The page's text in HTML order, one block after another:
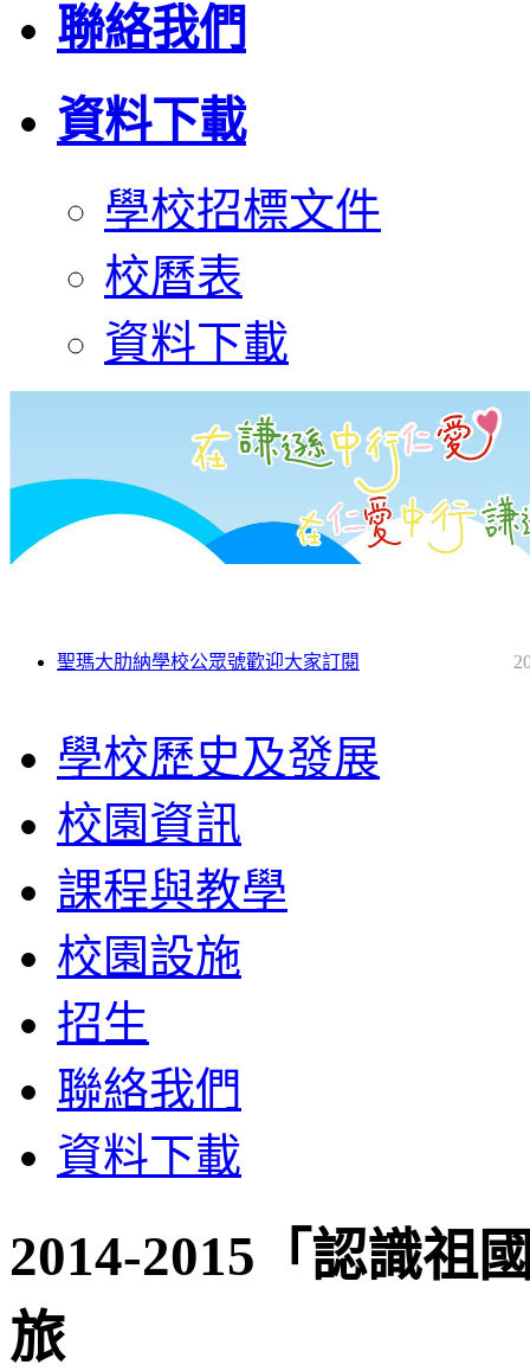
聯絡我們
資料下載
學校招標文件
校曆表
資料下載
聖瑪大肋納學校公眾號歡迎大家訂閱
學校歷史及發展
校園資訊
課程與教學
校園設施
招生
聯絡我們
資料下載
2014-2015「認識祖
旅